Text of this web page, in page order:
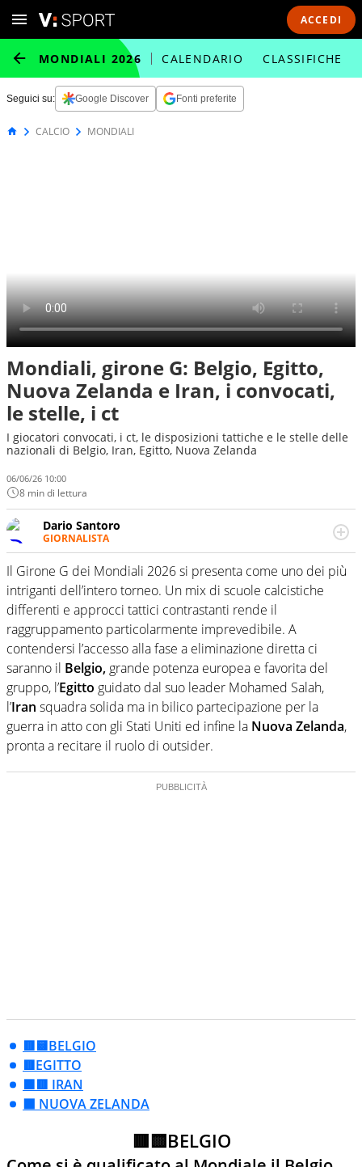
ACCEDI
MONDIALI 2026 CALENDARIO CLASSIFICHE
Seguici su: Google Discover Fonti preferite
CALCIO MONDIALI
Mondiali, girone G: Belgio, Egitto,
Nuova Zelanda e Iran, i convocati,
le stelle, i ct
I giocatori convocati, i ct, le disposizioni tattiche e le stelle delle
nazionali di Belgio, Iran, Egitto, Nuova Zelanda
06/06/26 10:00
8 min di lettura
Dario Santoro
GIORNALISTA
Scrive, commenta, racconta lo sport in tutte le
sfaccettature. Tocca l'apice quando ha modo di
concentrarsi sulle interviste ai grandi protagonisti
Il Girone G dei Mondiali 2026 si presenta come uno dei più
intriganti dell’intero torneo. Un mix di scuole calcistiche
differenti e approcci tattici contrastanti rende il
raggruppamento particolarmente imprevedibile. A
contendersi l’accesso alla fase a eliminazione diretta ci
saranno il Belgio, grande potenza europea e favorita del
gruppo, l’Egitto guidato dal suo leader Mohamed Salah,
l’Iran squadra solida ma in bilico partecipazione per la
guerra in atto con gli Stati Uniti ed infine la Nuova Zelanda,
pronta a recitare il ruolo di outsider.
🟥🟨BELGIO
🟥EGITTO
🟩🟥 IRAN
⬛ NUOVA ZELANDA
🟥🟨BELGIO